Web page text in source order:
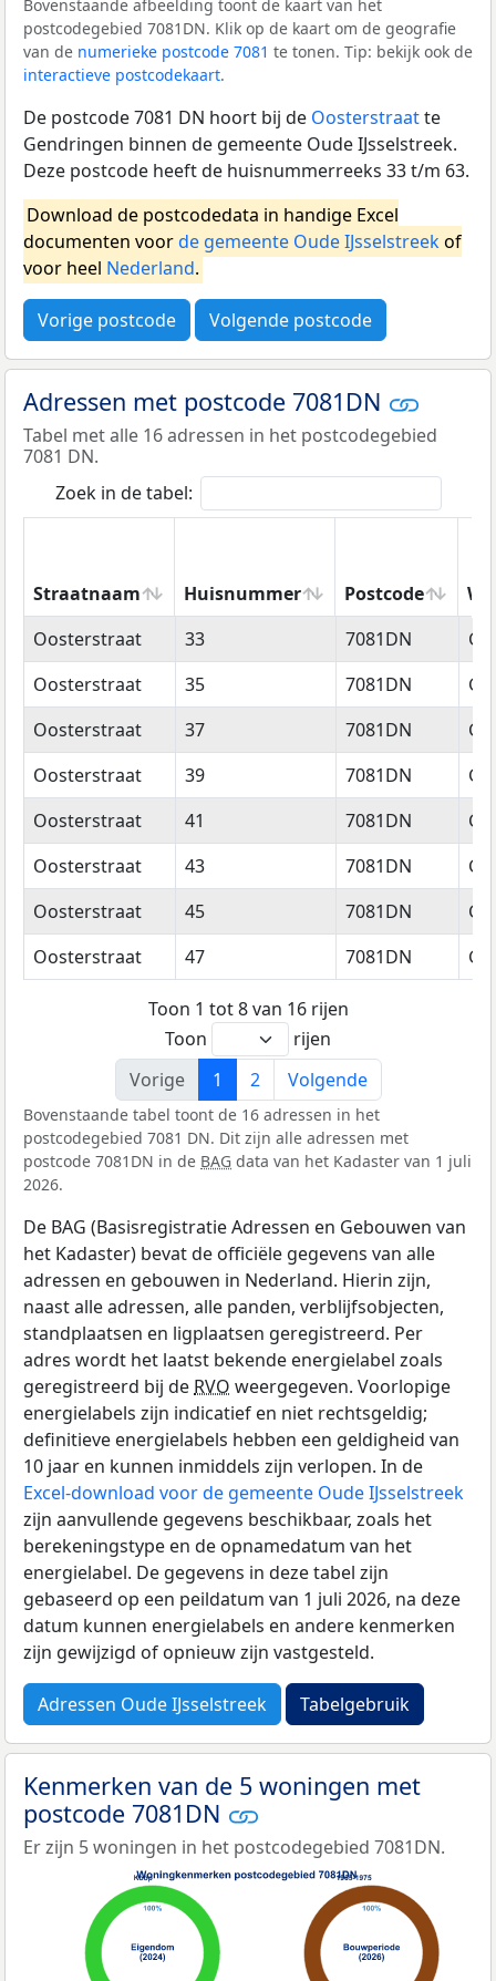
Bovenstaande afbeelding toont de kaart van het
postcodegebied 7081DN. Klik op de kaart om de geografie
van de numerieke postcode 7081 te tonen. Tip: bekijk ook de
interactieve postcodekaart.
De postcode 7081 DN hoort bij de Oosterstraatte
Gendringen binnen de gemeente Oude IJsselstreek.
Deze postcode heeft de huisnummerreeks 33 t/m 63.
Download de postcodedata in handige Excel
documenten voorde gemeente Oude IJsselstreekof
voor heel Nederland.
Vorige postcode Volgende postcode
Adressen met postcode 7081DN
Tabel met alle 16 adressen in het postcodegebied
7081 DN.
Zoek in de tabel:
Straatnaam Huisnummer Postcode
Straatnaam
Huisnummer Postcode
Oosterstraat 33 7081DN
Oosterstraat
35 7081DN
Oosterstraat
37 7081DN
Oosterstraat
39 7081DN
Oosterstraat
41 7081DN
Oosterstraat
43 7081DN
Oosterstraat
45 7081DN
Oosterstraat
47 7081DN
Toon 1 tot 8 van 16 rijen
Toon
rijen
Vorige
1 2 Volgende
Bovenstaande tabel toont de 16 adressen in het
postcodegebied 7081 DN. Dit zijn alle adressen met
postcode 7081DN in de BAG data van het Kadaster van 1 juli
2026.
De BAG (Basisregistratie Adressen en Gebouwen van
het Kadaster) bevat de officiële gegevens van alle
adressen en gebouwen in Nederland. Hierin zijn,
naast alle adressen, alle panden, verblijfsobjecten,
standplaatsen en ligplaatsen geregistreerd. Per
adres wordt het laatst bekende energielabel zoals
geregistreerd bij de RVO weergegeven. Voorlopige
energielabels zijn indicatief en niet rechtsgeldig;
definitieve energielabels hebben een geldigheid van
10 jaar en kunnen inmiddels zijn verlopen. In de
Excel-download voor de gemeente Oude IJsselstreek
zijn aanvullende gegevens beschikbaar, zoals het
berekeningstype en de opnamedatum van het
energielabel. De gegevens in deze tabel zijn
gebaseerd op een peildatum van 1 juli 2026, na deze
datum kunnen energielabels en andere kenmerken
zijn gewijzigd of opnieuw zijn vastgesteld.
Adressen Oude IJsselstreek Tabelgebruik
Kenmerken van de 5 woningen met
postcode 7081DN
Er zijn 5 woningen in het postcodegebied 7081DN.